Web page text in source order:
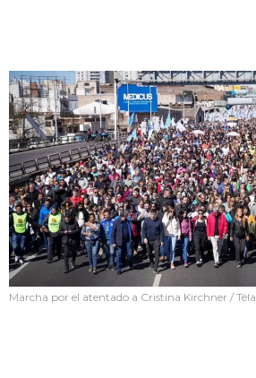
Marcha por el atentado a Cristina Kirchner /